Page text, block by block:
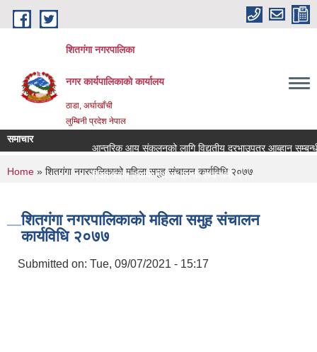
Skip to main content
शितगंगा नगरपालिका
नगर कार्यपालिकाकाे कार्यालय
ठाडा, अर्घाखाँची
लुम्बिनी प्रदेश नेपाल
समाचार
आन्तरिक आय संकलनको लागि विद्युतीय दरभाउपत्र आब्हान
रिक्त पदमा स्थायी शिक्षक सरुवा सम्बन्धमा ।।।
You are here
Home » शितगंगा नगरपालिकाको महिला समुह संचालन कार्यविधि २०७७
शितगंगा नगरपालिकाको महिला समुह संचालन
कार्यविधि २०७७
Submitted on: Tue, 09/07/2021 - 15:17